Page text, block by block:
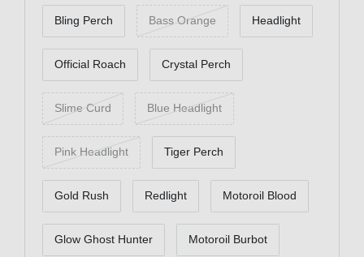
Bling Perch Bass Orange Headlight
Official Roach Crystal Perch
Slime Curd Blue Headlight
Pink Headlight Tiger Perch
Gold Rush Redlight Motoroil Blood
Glow Ghost Hunter Motoroil Burbot